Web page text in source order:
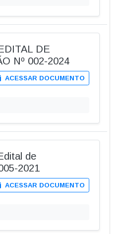
DE
Nº 002-2024
ACESSAR DOCUMENTO
de
2021
ACESSAR DOCUMENTO